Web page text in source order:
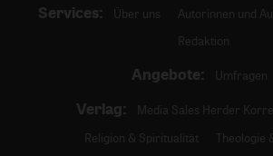
Services: Über uns Autorinnen und
Redaktion
Angebote: Umfragen
Verlag:
Media Sales Herder
Religion & Spiritualität
Theologie